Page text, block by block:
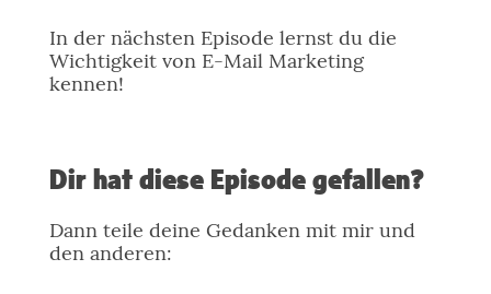
In der nächsten Episode lernst du die
Wichtigkeit von E-Mail Marketing
kennen!
Dir hat diese Episode gefallen?
Dann teile deine Gedanken mit mir und
den anderen: